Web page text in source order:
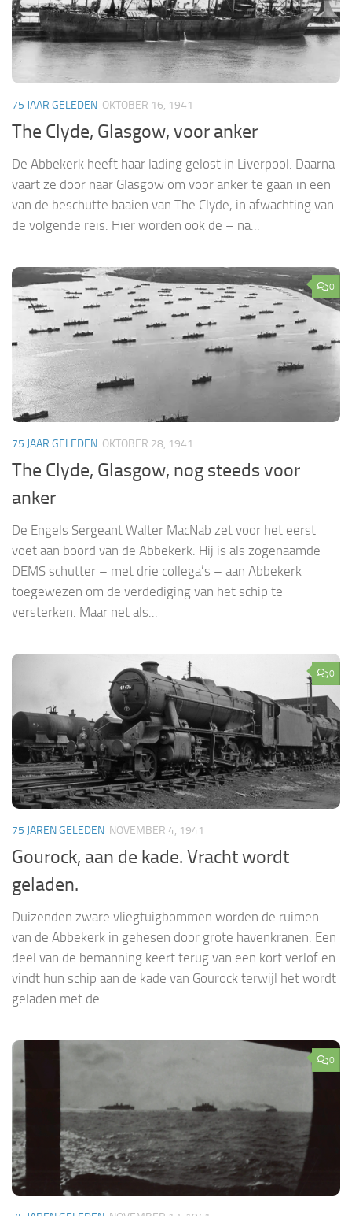
75 JAAR GELEDEN OKTOBER 16, 1941
The Clyde, Glasgow, voor anker
De Abbekerk heeft haar lading gelost in Liverpool. Daarna
vaart ze door naar Glasgow om voor anker te gaan in een
van de beschutte baaien van The Clyde, in afwachting van
de volgende reis. Hier worden ook de – na...
0
75 JAAR GELEDEN OKTOBER 28, 1941
The Clyde, Glasgow, nog steeds voor
anker
De Engels Sergeant Walter MacNab zet voor het eerst
voet aan boord van de Abbekerk. Hij is als zogenaamde
DEMS schutter – met drie collega’s – aan Abbekerk
toegewezen om de verdediging van het schip te
versterken. Maar net als...
0
75 JAREN GELEDEN NOVEMBER 4, 1941
Gourock, aan de kade. Vracht wordt
geladen.
Duizenden zware vliegtuigbommen worden de ruimen
van de Abbekerk in gehesen door grote havenkranen. Een
deel van de bemanning keert terug van een kort verlof en
vindt hun schip aan de kade van Gourock terwijl het wordt
geladen met de...
0